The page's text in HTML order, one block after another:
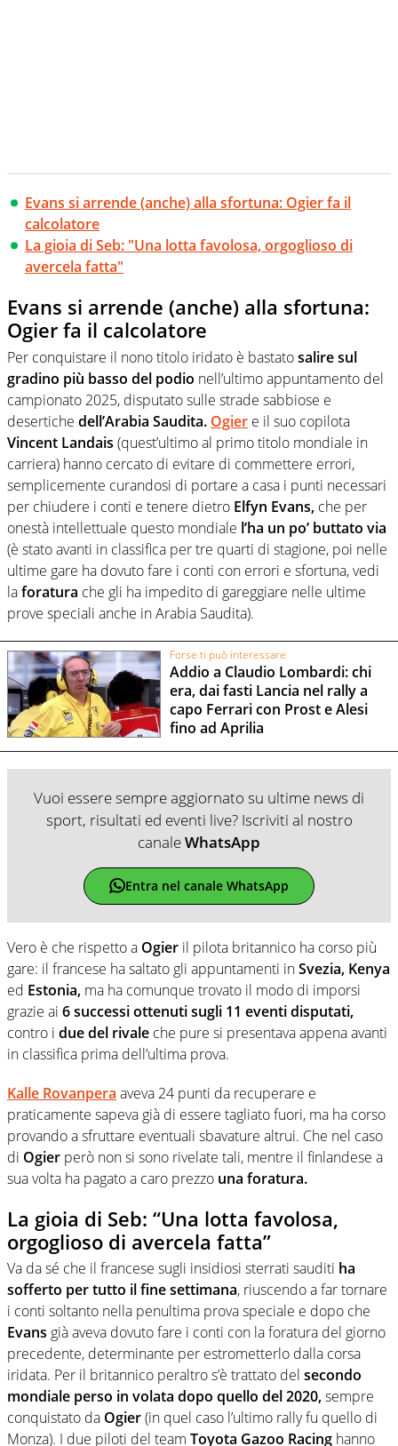
Evans si arrende (anche) alla sfortuna: Ogier fa il
calcolatore
La gioia di Seb: "Una lotta favolosa, orgoglioso di
avercela fatta"
Evans si arrende (anche) alla sfortuna:
Ogier fa il calcolatore
Per conquistare il nono titolo iridato è bastatosalire sul
gradino più basso del podio nell’ultimo appuntamento del
campionato 2025, disputato sulle strade sabbiose e
desertiche dell’Arabia Saudita. Ogier e il suo copilota
Vincent Landais (quest’ultimo al primo titolo mondiale in
carriera) hanno cercato di evitare di commettere errori,
semplicemente curandosi di portare a casa i punti necessari
per chiudere i conti e tenere dietro Elfyn Evans, che per
onestà intellettuale questo mondiale l’ha un po’ buttato via
(è stato avanti in classifica per tre quarti di stagione, poi nelle
ultime gare ha dovuto fare i conti con errori e sfortuna, vedi
laforatura che gli ha impedito di gareggiare nelle ultime
prove speciali anche in Arabia Saudita).
Forse ti può interessare
Addio a Claudio Lombardi: chi
era, dai fasti Lancia nel rally a
capo Ferrari con Prost e Alesi
fino ad Aprilia
Vuoi essere sempre aggiornato su ultime news di
sport, risultati ed eventi live? Iscriviti al nostro
canaleWhatsApp
Entra nel canale WhatsApp
Vero è che rispetto a Ogier il pilota britannico ha corso più
gare: il francese ha saltato gli appuntamenti inSvezia, Kenya
ed Estonia, ma ha comunque trovato il modo di imporsi
grazie ai 6 successi ottenuti sugli 11 eventi disputati,
contro i due del rivale che pure si presentava appena avanti
in classifica prima dell’ultima prova.
Kalle Rovanpera aveva 24 punti da recuperare e
praticamente sapeva già di essere tagliato fuori, ma ha corso
provando a sfruttare eventuali sbavature altrui. Che nel caso
di Ogier però non si sono rivelate tali, mentre il finlandese a
sua volta ha pagato a caro prezzo una foratura.
La gioia di Seb: “Una lotta favolosa,
orgoglioso di avercela fatta”
Va da sé che il francese sugli insidiosi sterrati sauditi ha
sofferto per tutto il fine settimana, riuscendo a far tornare
i conti soltanto nella penultima prova speciale e dopo che
Evans già aveva dovuto fare i conti con la foratura del giorno
precedente, determinante per estrometterlo dalla corsa
iridata. Per il britannico peraltro s’è trattato del secondo
mondiale perso in volata dopo quello del 2020,sempre
conquistato da Ogier(in quel caso l’ultimo rally fu quello di
Monza). I due piloti del team Toyota Gazoo Racing hanno